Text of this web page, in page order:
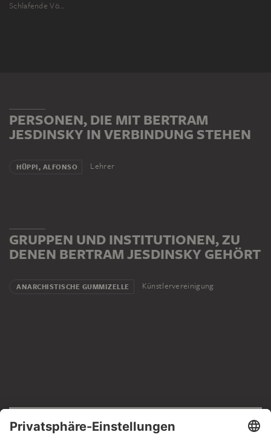
Schlafende Vögel
PERSONEN, DIE MIT BERTRAM
JESDINSKY IN VERBINDUNG STEHEN
HÜPPI, ALFONSO Lehrer
GRUPPEN UND INSTITUTIONEN, ZU
DENEN BERTRAM JESDINSKY GEHÖRT
ANARCHISTISCHE GUMMIZELLE Künstlervereinigung
Impressum